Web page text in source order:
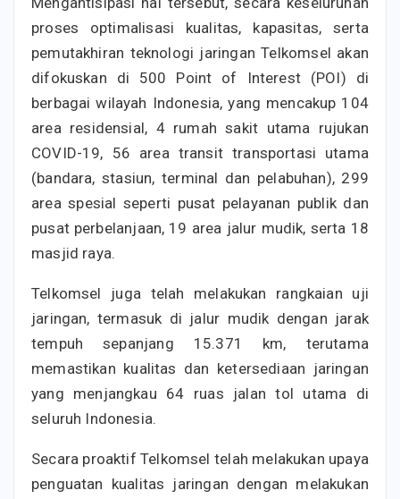
proses optimalisasi kualitas, kapasitas, serta
pemutakhiran teknologi jaringan Telkomsel akan
difokuskan di 500 Point of Interest (POI) di
berbagai wilayah Indonesia, yang mencakup 104
area residensial, 4 rumah sakit utama rujukan
COVID-19, 56 area transit transportasi utama
(bandara, stasiun, terminal dan pelabuhan), 299
area spesial seperti pusat pelayanan publik dan
pusat perbelanjaan, 19 area jalur mudik, serta 18
masjid raya.
Telkomsel juga telah melakukan rangkaian uji
jaringan, termasuk di jalur mudik dengan jarak
tempuh sepanjang 15.371 km, terutama
memastikan kualitas dan ketersediaan jaringan
yang menjangkau 64 ruas jalan tol utama di
seluruh Indonesia.
Secara proaktif Telkomsel telah melakukan upaya
penguatan kualitas jaringan dengan melakukan